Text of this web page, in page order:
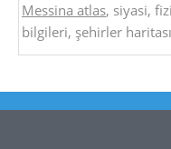
Messina atlas, siyasi,
bilgileri, şehirler